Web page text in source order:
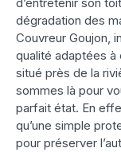
dégradation des
Couvreur Goujon,
qualité adaptées
situé près de la
sommes là pour
parfait état. En
qu’une simple
pour préserver